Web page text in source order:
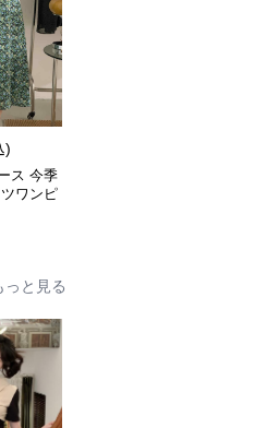
)
ス 今季
ワンピ
っと見る